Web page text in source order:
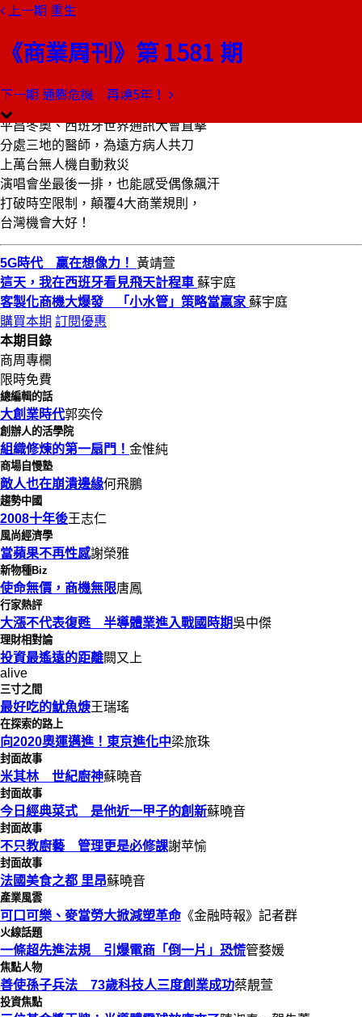
上一期 重生
《商業周刊》第 1581 期
下一期 通膨危機 再燒5年！
本期目錄
5G時代 贏在想像力！
平昌冬奧、西班牙世界通訊大會直擊
分處三地的醫師，為遠方病人共刀
上萬台無人機自動救災
演唱會坐最後一排，也能感受偶像飆汗
打破時空限制，顛覆4大商業規則，
台灣機會大好！
5G時代 贏在想像力！ 黃靖萱
這天，我在西班牙看見飛天計程車 蘇宇庭
客製化商機大爆發 「小水管」策略當贏家 蘇宇庭
購買本期 訂閱優惠
本期目錄
商周專欄
限時免費
總編輯的話
大創業時代郭奕伶
創辦人的活學院
組織修煉的第一扇門！ 金惟純
商場自慢塾
敵人也在崩潰邊緣何飛鵬
趨勢中國
2008十年後王志仁
風尚經濟學
當蘋果不再性感謝榮雅
新物種Biz
使命無價，商機無限唐鳳
行家熱評
大漲不代表復甦 半導體業進入戰國時期吳中傑
理財相對論
投資最遙遠的距離闕又上
alive
三寸之間
最好吃的魷魚焿王瑞瑤
在探索的路上
向2020奧運邁進！東京進化中梁旅珠
封面故事
米其林 世紀廚神蘇曉音
封面故事
今日經典菜式 是他近一甲子的創新蘇曉音
封面故事
不只教廚藝 管理更是必修課謝苹愉
封面故事
法國美食之都 里昂蘇曉音
產業風雲
可口可樂、麥當勞大掀減塑革命 《金融時報》記者群
火線話題
一條超先進法規 引爆電商「倒一片」恐慌管婺媛
焦點人物
善使孫子兵法 73歲科技人三度創業成功蔡靚萱
投資焦點